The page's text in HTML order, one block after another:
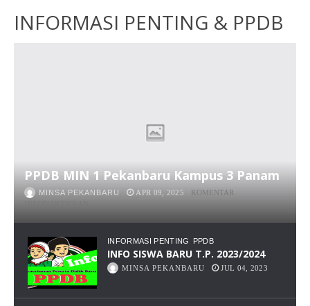
INFORMASI PENTING & PPDB
PPDB MIN 1 Pekanbaru Kampus 3 Panam
MINSA PEKANBARU APR 09, 2025
KOMENTAR
MIN
1
KAMPUS
3
INFORMASI PENTING PPDB
INFO SISWA BARU T.P. 2023/2024
MINSA PEKANBARU JUL 04, 2023